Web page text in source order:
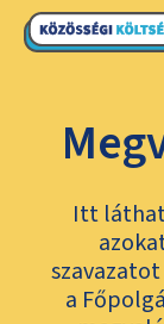
Itt
a